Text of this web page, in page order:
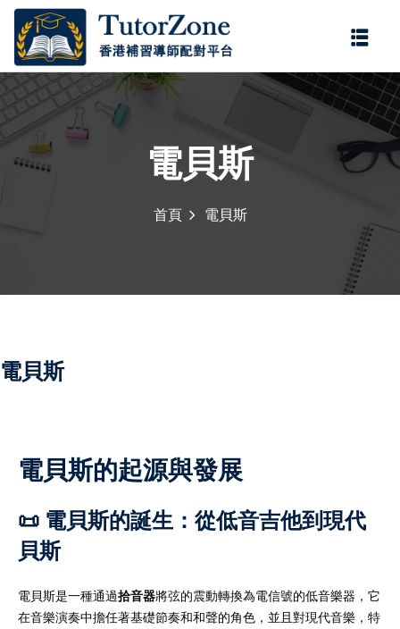
電貝斯
首頁 電貝斯
電貝斯
電貝斯的起源與發展
📜 電貝斯的誕生：從低音吉他到現代
貝斯
電貝斯是一種通過拾音器將弦的震動轉換為電信號的低音樂器，它
在音樂演奏中擔任著基礎節奏和和聲的角色，並且對現代音樂，特
登錄